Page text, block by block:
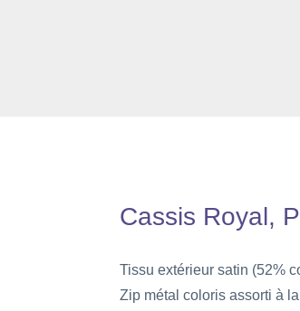
Cassis Royal,
Tissu extérieur satin (52%
Zip métal coloris assorti à